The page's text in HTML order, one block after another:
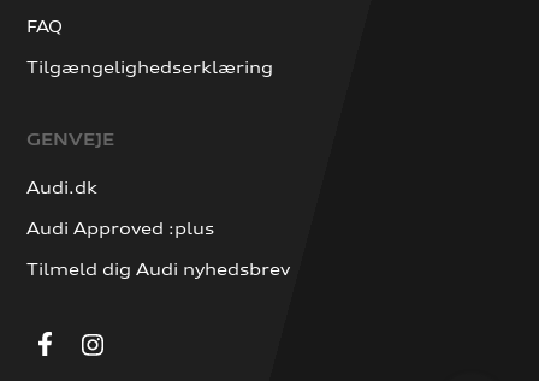
FAQ
Tilgængelighedserklæring
GENVEJE
Audi.dk
Audi Approved :plus
Tilmeld dig Audi nyhedsbrev